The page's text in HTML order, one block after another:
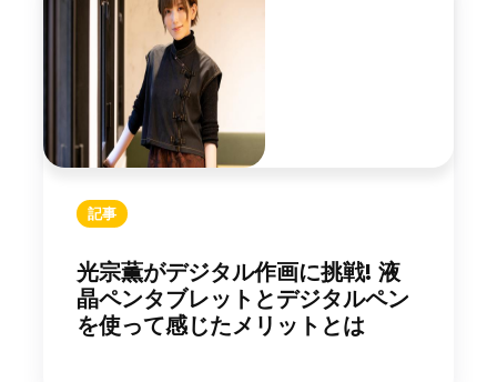
記事
光宗薫がデジタル作画に挑戦! 液
晶ペンタブレットとデジタルペン
を使って感じたメリットとは